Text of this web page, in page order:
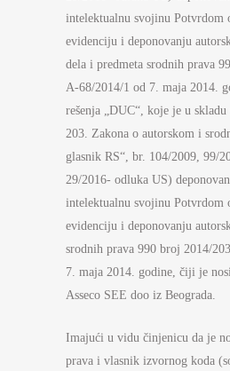
intelektualnu svojinu Potvrdom
evidenciju i deponovanju
dela i predmeta srodnih prava
A-68/2014/1 od 7. maja 2014.
rešenja „DUC“, koje je u
203. Zakona o autorskom i
glasnik RS“, br. 104/2009, 99/
29/2016- odluka US)
intelektualnu svojinu Potvrdom
evidenciju i deponovanju
srodnih prava 990 broj 2014/
7. maja 2014. godine, čiji je
Asseco SEE doo iz Beograda.
Imajući u vidu činjenicu da je
prava i vlasnik izvornog koda